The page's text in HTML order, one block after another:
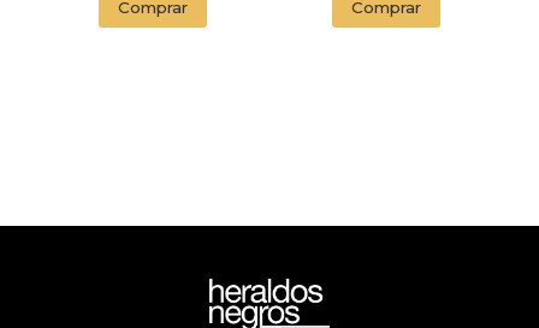
Comprar Comprar